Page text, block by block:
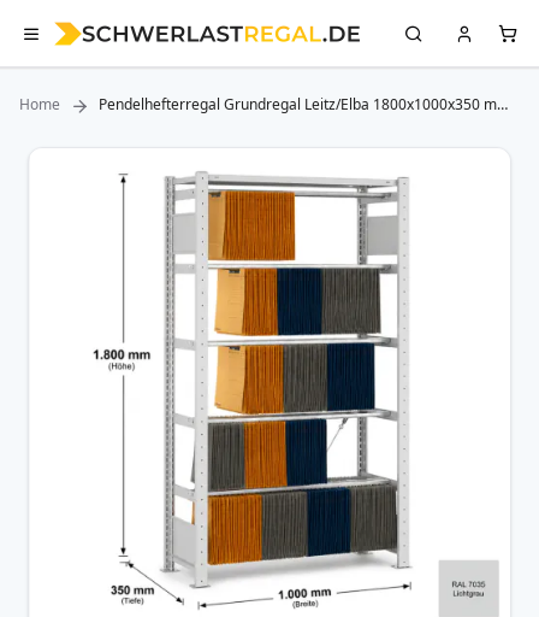
Home
Pendelhefterregal Grundregal Leitz/Elba 1800x1000x350 mm,
Zum